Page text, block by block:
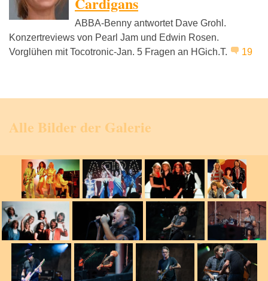
ABBA-Benny antwortet Dave Grohl.
Konzertreviews von Pearl Jam und Edwin Rosen.
Vorglühen mit Tocotronic-Jan. 5 Fragen an HGich.T.
19
Alle Bilder der Galerie